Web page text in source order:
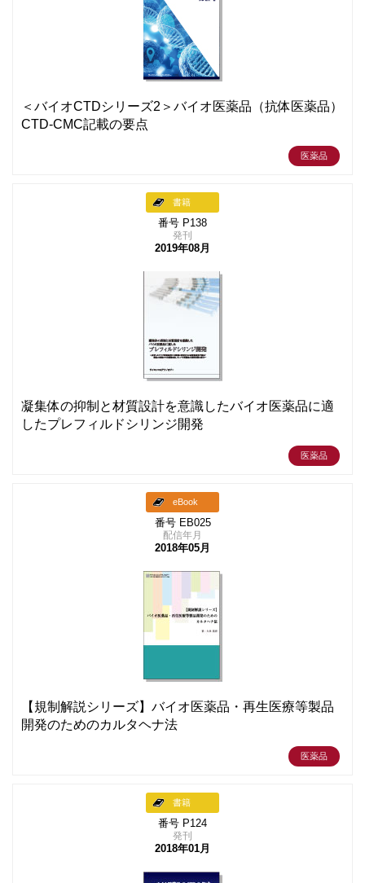
＜バイオCTDシリーズ2＞バイオ医薬品（抗体医薬品）
CTD-CMC記載の要点
医薬品
書籍
番号 P138
発刊
2019年08月
凝集体の抑制と材質設計を意識したバイオ医薬品に適
したプレフィルドシリンジ開発
医薬品
eBook
番号 EB025
配信年月
2018年05月
【規制解説シリーズ】バイオ医薬品・再生医療等製品
開発のためのカルタヘナ法
医薬品
書籍
番号 P124
発刊
2018年01月